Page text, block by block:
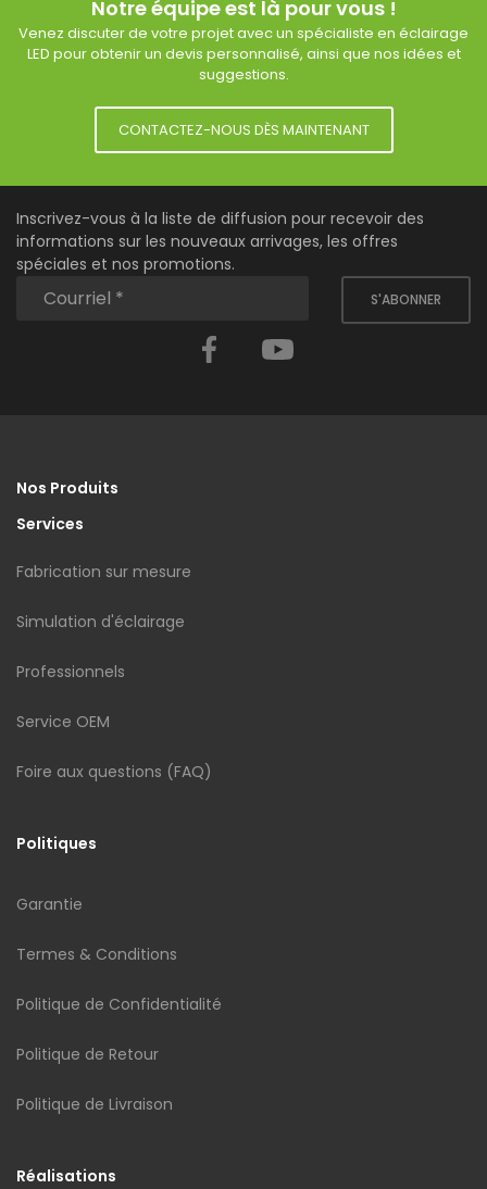
Notre équipe est là pour vous !
Venez discuter de votre projet avec un spécialiste en éclairage
LED pour obtenir un devis personnalisé, ainsi que nos idées et
suggestions.
CONTACTEZ-NOUS DÈS MAINTENANT
Inscrivez-vous à la liste de diffusion pour recevoir des
informations sur les nouveaux arrivages, les offres
spéciales et nos promotions.
S'ABONNER
Facebook
Nos Produits
Services
Fabrication sur mesure
Simulation d'éclairage
Professionnels
Service OEM
Foire aux questions (FAQ)
Politiques
Garantie
Termes & Conditions
Politique de Confidentialité
Politique de Retour
Politique de Livraison
Réalisations